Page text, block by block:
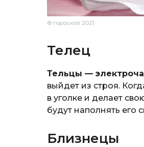
© гороскоп 2021
Телец
Тельцы —
выйдет из строя.
в уголке и делает
будут наполнять его
Близнецы